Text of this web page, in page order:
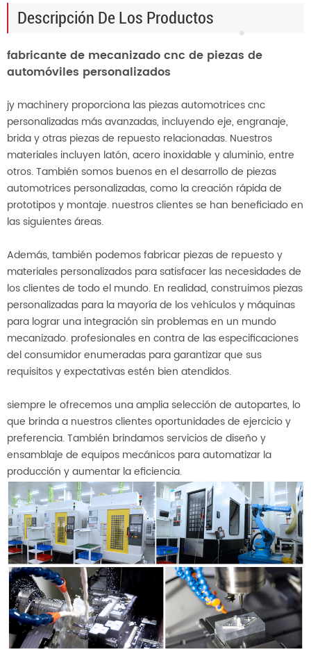
Descripción De Los Productos
fabricante de mecanizado cnc de piezas de
automóviles personalizados
jy machinery proporciona las piezas automotrices cnc
personalizadas más avanzadas, incluyendo eje, engranaje,
brida y otras piezas de repuesto relacionadas. Nuestros
materiales incluyen latón, acero inoxidable y aluminio, entre
otros. También somos buenos en el desarrollo de piezas
automotrices personalizadas, como la creación rápida de
prototipos y montaje. nuestros clientes se han beneficiado en
las siguientes áreas.
Además, también podemos fabricar piezas de repuesto y
materiales personalizados para satisfacer las necesidades de
los clientes de todo el mundo. En realidad, construimos piezas
personalizadas para la mayoría de los vehículos y máquinas
para lograr una integración sin problemas en un mundo
mecanizado. profesionales en contra de las especificaciones
del consumidor enumeradas para garantizar que sus
requisitos y expectativas estén bien atendidos.
siempre le ofrecemos una amplia selección de autopartes, lo
que brinda a nuestros clientes oportunidades de ejercicio y
preferencia. También brindamos servicios de diseño y
ensamblaje de equipos mecánicos para automatizar la
producción y aumentar la eficiencia.